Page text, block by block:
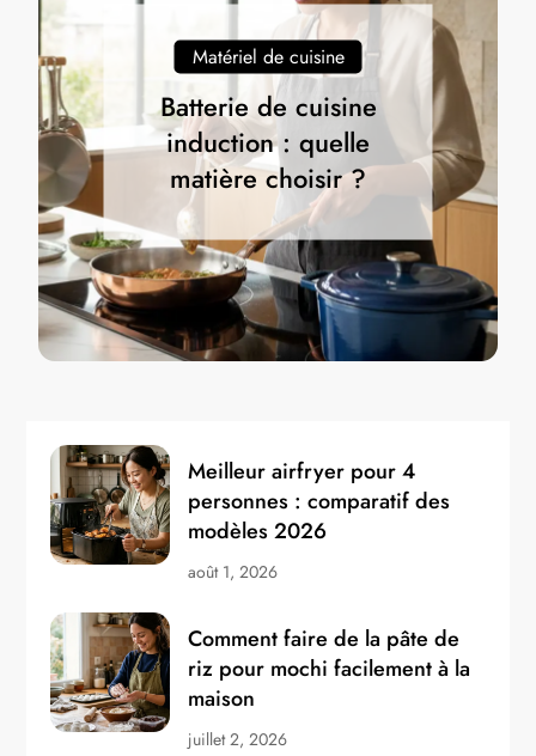
Matériel de cuisine
Batterie de cuisine
induction : quelle
matière choisir ?
Meilleur airfryer pour 4
personnes : comparatif des
modèles 2026
août 1, 2026
Comment faire de la pâte de
riz pour mochi facilement à la
maison
juillet 2, 2026